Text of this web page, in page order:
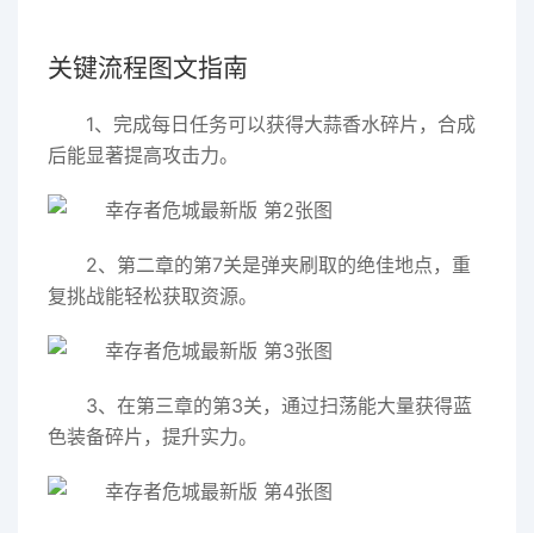
关键流程图文指南
1、完成每日任务可以获得大蒜香水碎片，合成
后能显著提高攻击力。
2、第二章的第7关是弹夹刷取的绝佳地点，重
复挑战能轻松获取资源。
3、在第三章的第3关，通过扫荡能大量获得蓝
色装备碎片，提升实力。